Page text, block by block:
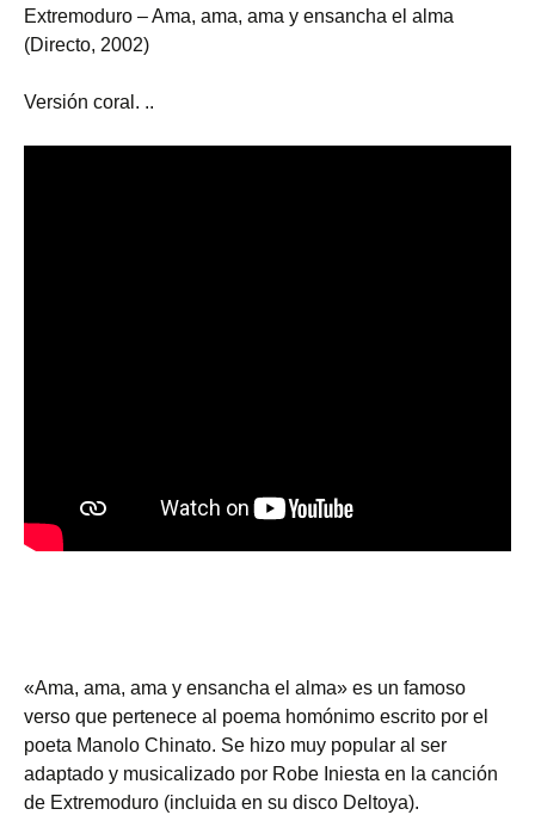
Extremoduro – Ama, ama, ama y ensancha el alma
(Directo, 2002)
Versión coral. ..
«Ama, ama, ama y ensancha el alma» es un famoso
verso que pertenece al poema homónimo escrito por el
poeta Manolo Chinato. Se hizo muy popular al ser
adaptado y musicalizado por Robe Iniesta en la canción
de Extremoduro (incluida en su disco Deltoya).